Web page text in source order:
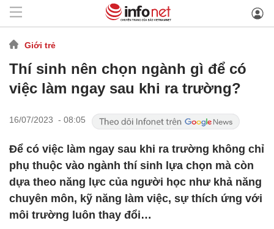
Giới trẻ
Thí sinh nên chọn ngành gì để có
việc làm ngay sau khi ra trường?
16/07/2023 - 08:05
Để có việc làm ngay sau khi ra trường không chỉ
phụ thuộc vào ngành thí sinh lựa chọn mà còn
dựa theo năng lực của người học như khả năng
chuyên môn, kỹ năng làm việc, sự thích ứng với
môi trường luôn thay đổi…